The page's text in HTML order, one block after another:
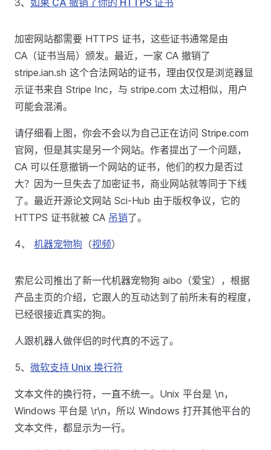
3、 如果 CA 撤销了你的 HTTPS 证书
加密网站都需要 HTTPS 证书，这些证书通常是由
CA（证书当局）颁发。最近，一家 CA 撤销了
stripe.ian.sh 这个合法网站的证书，理由仅仅是浏览器显
示证书来自 Stripe Inc，与 stripe.com 太过相似，用户
可能会混淆。
请仔细看上图，你会不会以为自己正在访问 Stripe.com
官网，但是其实是另一个网站。作者提出了一个问题，
CA 可以任意撤销一个网站的证书，他们的权力是否过
大？因为一旦失去了加密证书，商业网站就等同于下线
了。最近开源论文网站 Sci-Hub 由于版权争议，它的
HTTPS 证书就被 CA 吊销了。
4、 机器宠物狗 （视频）
索尼公司推出了新一代机器宠物狗 aibo（爱宝），根据
产品主页的介绍，它跟人的互动达到了前所未有的程度，
已经很接近真实的狗。
人跟机器人做伴侣的时代真的不远了。
5、 微软支持 Unix 换行符
文本文件的换行符，一直不统一。Unix 平台是 \n，
Windows 平台是 \r\n，所以 Windows 打开其他平台的
文本文件，都显示为一行。